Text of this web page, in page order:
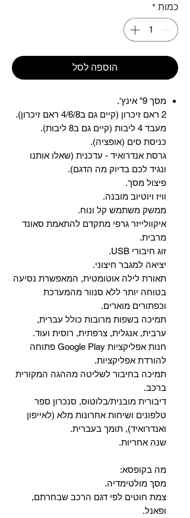
כמות *
הוספה לסל
מסך 9" אינץ'.
2 ראם זיכרון (קיים גם ב4/6/8 ראם זיכרון).
מעבד 4 ליבות (קיים גם ב8 ליבות).
כניסת סים (אופציה).
גרסת אנדרואיד - עדכנית (שאלו אותנו
ונגיד לכם בדיוק מה הדגם).
פיצול מסך.
וויז ויוטיוב מובנה.
ממשק משתמש קל ונוח.
איקוולייזר גרפי מתקדם להתאמת סאונד
מרבית.
זוג חיבורי USB.
יציאה למגבר חיצוני.
תאורת לילה אוטומטית, המאפשרת נסיעה
בטוחה יותר ללא סנוור מהמערכת
וכפתורים מוארים.
תמיכה בשפות מרובות כולל עברית,
ערבית, אנגלית, צרפתית, רוסית ועוד.
‏חנות אפליקציות Google Play פתוחה
להורדת אפליקציות.
‏תמיכה בחיבור לשליטה מההגה המקורית
ברכב.
‏דיבורית מובנית/בלוטוס, ‏סנכרון ספר
טלפונים ושיחות אחרונות מלא (לאייפון
ואנדרואיד), תומך בעברית.
שנה אחריות.
מה בקופסא:
מסך מולטימדיה.
צמת חוטים לפי דגם הרכב שבחרתם,
ופאנל.